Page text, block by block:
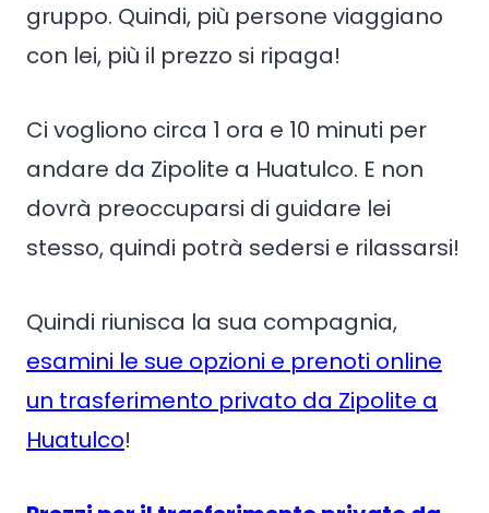
gruppo. Quindi, più persone viaggiano
con lei, più il prezzo si ripaga!
Ci vogliono circa 1 ora e 10 minuti per
andare da Zipolite a Huatulco. E non
dovrà preoccuparsi di guidare lei
stesso, quindi potrà sedersi e rilassarsi!
Quindi riunisca la sua compagnia,
esamini le sue opzioni e prenoti online
un trasferimento privato da Zipolite a
Huatulco!